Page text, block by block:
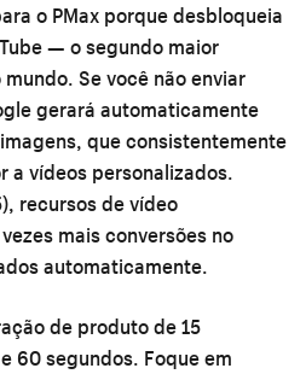
o PMax porque desbloqueia
— o segundo maior
Se você não enviar
gerará automaticamente
que consistentemente
a vídeos personalizados.
recursos de vídeo
mais conversões no
automaticamente.
de produto de 15
60 segundos. Foque em